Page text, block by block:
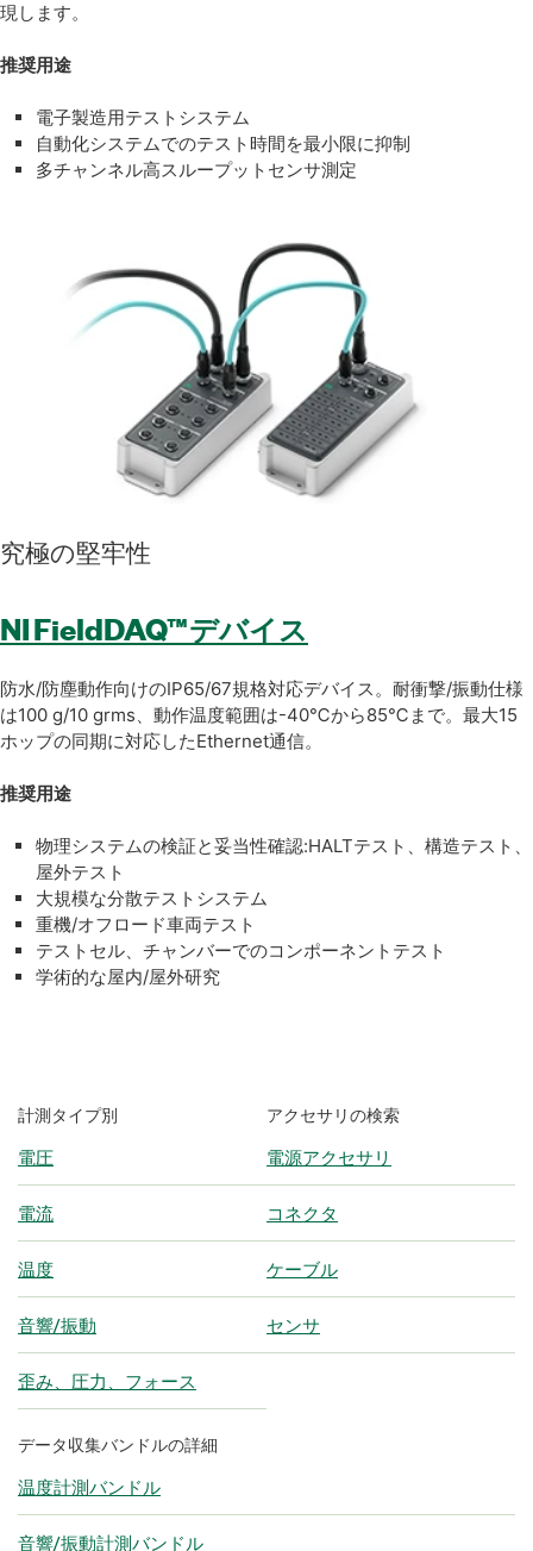
現します。
推奨用途
電子製造用テストシステム
自動化システムでのテスト時間を最小限に抑制
多チャンネル高スループットセンサ測定
究極の堅牢性
NI FieldDAQ™デバイス
防水/防塵動作向けのIP65/67規格対応デバイス。耐衝撃/振動仕様
は100 g/10 grms、動作温度範囲は-40℃から85℃まで。最大15
ホップの同期に対応したEthernet通信。
推奨用途
物理システムの検証と妥当性確認:HALTテスト、構造テスト、
屋外テスト
大規模な分散テストシステム
重機/オフロード車両テスト
テストセル、チャンバーでのコンポーネントテスト
学術的な屋内/屋外研究
計測タイプ別
電圧
電流
温度
音響/振動
歪み、圧力、フォース
アクセサリの検索
電源アクセサリ
コネクタ
ケーブル
センサ
データ収集バンドルの詳細
温度計測バンドル
音響/振動計測バンドル